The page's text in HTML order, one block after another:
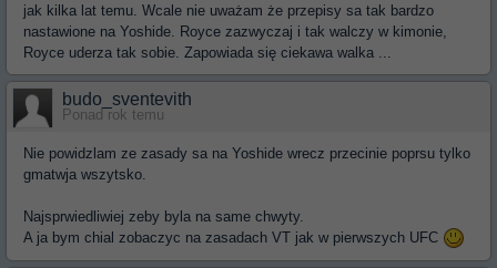
jak kilka lat temu. Wcale nie uważam że przepisy sa tak bardzo
nastawione na Yoshide. Royce zazwyczaj i tak walczy w kimonie,
Royce uderza tak sobie. Zapowiada się ciekawa walka ...
budo_sventevith
Ponad rok temu
Nie powidzlam ze zasady sa na Yoshide wrecz przecinie poprsu tylko
gmatwja wszytsko.
Najsprwiedliwiej zeby byla na same chwyty.
A ja bym chial zobaczyc na zasadach VT jak w pierwszych UFC